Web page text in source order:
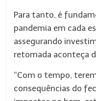
Para tanto, é
pandemia em cada
assegurando
retomada aconteça
“Com o tempo,
consequências do